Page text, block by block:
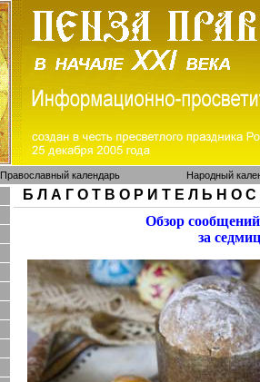
Православный календарь Народный
Б Л А Г О Т В О Р И Т Е Л Ь Н О С
Обзор
за